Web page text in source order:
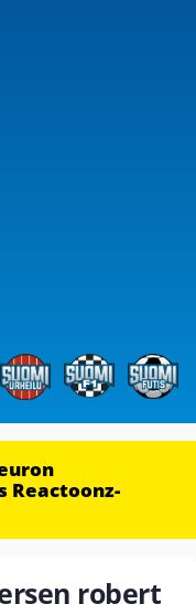
Reactoonz-
robert